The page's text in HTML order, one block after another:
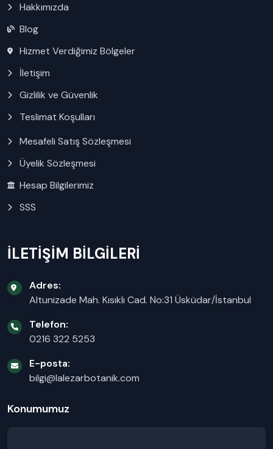
Hakkımızda
Blog
Hizmet Verdiğimiz Bölgeler
İletişim
Gizlilik ve Güvenlik
Teslimat Koşulları
Mesafeli Satış Sözleşmesi
Üyelik Sözleşmesi
Hesap Bilgilerimiz
SSS
İLETİŞİM BİLGİLERİ
Adres:
Altunizade Mah. Kısıklı Cad. No:31 Üsküdar/İstanbul
Telefon:
0216 322 5253
E-posta:
bilgi@lalezarbotanik.com
Konumumuz